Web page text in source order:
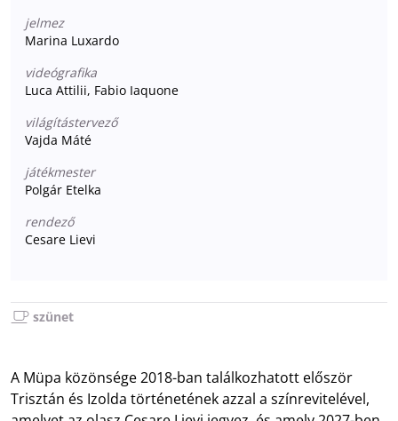
jelmez
Marina Luxardo
videógrafika
Luca Attilii, Fabio Iaquone
világítástervező
Vajda Máté
játékmester
Polgár Etelka
rendező
Cesare Lievi
szünet
A Müpa közönsége 2018-ban találkozhatott először
Trisztán és Izolda történetének azzal a színrevitelével,